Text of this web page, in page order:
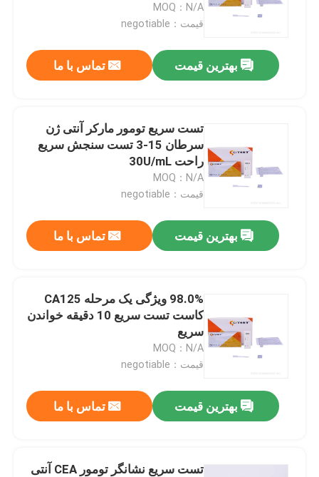
محصولات
تور کارخانه
با ما تماس بگیرید
کیت تست سریع آنتی ژن کووید 19
کیت تست آنتی بادی کووید 19
MOQ：N/A
قیمت：negotiable
بهترین قیمت تماس با ما
تست سریع تومور مارکر آنتی ژن
سرطان 15-3 تست سنجش سریع
راحت 30U/mL
MOQ：N/A
قیمت：negotiable
بهترین قیمت تماس با ما
98.0% ویژگی یک مرحله CA125
کاست تست سریع 10 دقیقه خواندن
سریع
MOQ：N/A
قیمت：negotiable
بهترین قیمت تماس با ما
تست سریع نشانگر تومور CEA آنتی